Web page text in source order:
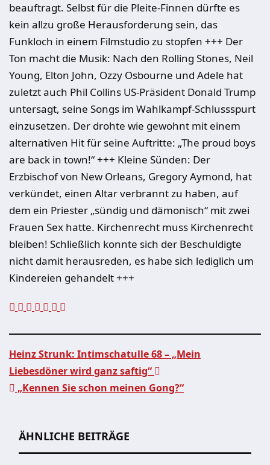
beauftragt. Selbst für die Pleite-Finnen dürfte es
kein allzu große Herausforderung sein, das
Funkloch in einem Filmstudio zu stopfen +++ Der
Ton macht die Musik: Nach den Rolling Stones, Neil
Young, Elton John, Ozzy Osbourne und Adele hat
zuletzt auch Phil Collins US-Präsident Donald Trump
untersagt, seine Songs im Wahlkampf-Schlussspurt
einzusetzen. Der drohte wie gewohnt mit einem
alternativen Hit für seine Auftritte: „The proud boys
are back in town!“ +++ Kleine Sünden: Der
Erzbischof von New Orleans, Gregory Aymond, hat
verkündet, einen Altar verbrannt zu haben, auf
dem ein Priester „sündig und dämonisch“ mit zwei
Frauen Sex hatte. Kirchenrecht muss Kirchenrecht
bleiben! Schließlich konnte sich der Beschuldigte
nicht damit herausreden, es habe sich lediglich um
Kindereien gehandelt +++
Beitragsnavigation
Heinz Strunk: Intimschatulle 68 – „Mein
Liebesdöner wird ganz saftig“
„Kennen Sie schon meinen Gong?“
ÄHNLICHE BEITRÄGE